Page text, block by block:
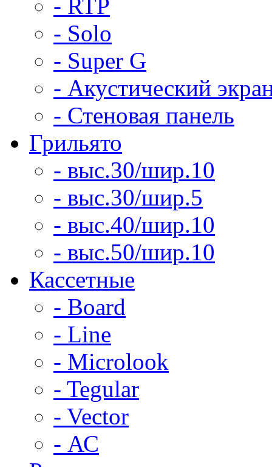
- RTP
- Solo
- Super G
- Акустический
- Стеновая панель
Грильято
- выс.30/шир.10
- выс.30/шир.5
- выс.40/шир.10
- выс.50/шир.10
Кассетные
- Board
- Line
- Microlook
- Tegular
- Vector
- АС